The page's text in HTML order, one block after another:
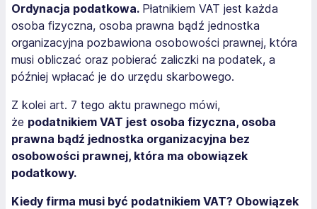
Ordynacja podatkowa. Płatnikiem VAT jest każda
osoba fizyczna, osoba prawna bądź jednostka
organizacyjna pozbawiona osobowości prawnej, która
musi obliczać oraz pobierać zaliczki na podatek, a
później wpłacać je do urzędu skarbowego.
Z kolei art. 7 tego aktu prawnego mówi,
że podatnikiem VAT jest osoba fizyczna, osoba
prawna bądź jednostka organizacyjna bez
osobowości prawnej, która ma obowiązek
podatkowy.
Kiedy firma musi być podatnikiem VAT? Obowiązek